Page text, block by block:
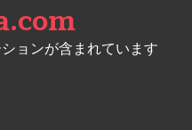
ョンが含まれています